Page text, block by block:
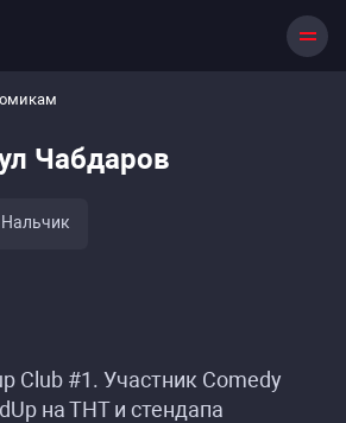
Чабдаров
Нальчик
Club #1. Участник Comedy
на ТНТ и стендапа